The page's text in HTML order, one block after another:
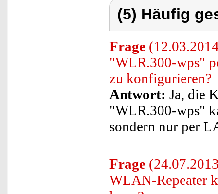
(5) Häufig
Frage
"WLR.300-wps"
zu konfigurieren?
Antwort: Ja, die
"WLR.300-wps"
sondern nur per
Frage
WLAN-Repeater